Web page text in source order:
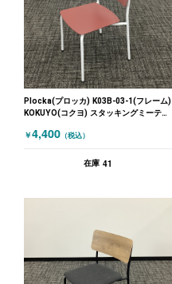
Plocka(プロッカ) K03B-03-1(フレーム)
KOKUYO(コクヨ) スタッキングミーティ
￥4,400 （税込）
在庫 41